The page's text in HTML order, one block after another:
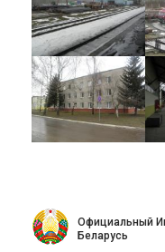
Официальный
Беларусь